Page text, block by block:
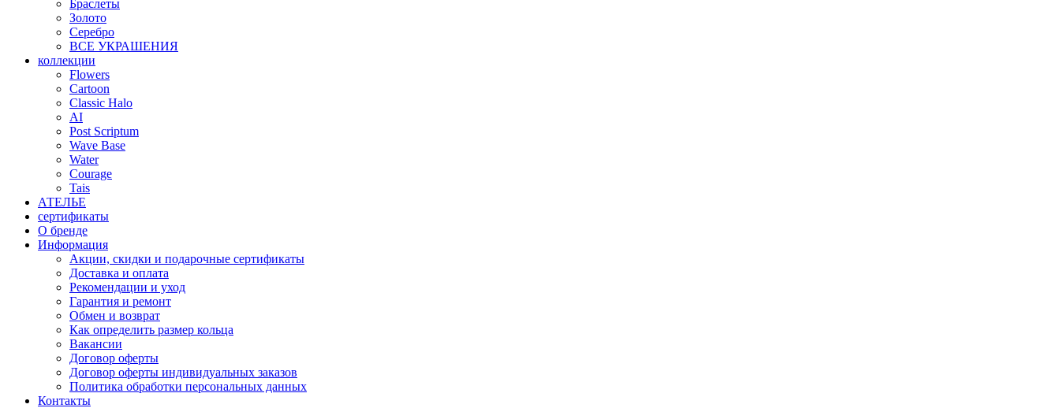
Браслеты
Золото
Серебро
ВСЕ УКРАШЕНИЯ
коллекции
Flowers
Cartoon
Classic Halo
AI
Post Scriptum
Wave Base
Water
Courage
Tais
АТЕЛЬЕ
сертификаты
О бренде
Информация
Акции, скидки и подарочные сертификаты
Доставка и оплата
Рекомендации и уход
Гарантия и ремонт
Обмен и возврат
Как определить размер кольца
Вакансии
Договор оферты
Договор оферты индивидуальных заказов
Политика обработки персональных данных
Контакты